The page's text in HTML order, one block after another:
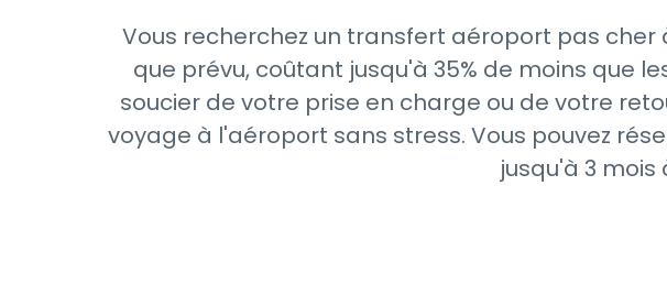
Vous recherchez un transfert aéroport pas
que prévu, coûtant jusqu'à 35% de moins que
soucier de votre prise en charge ou de votre
voyage à l'aéroport sans stress. Vous pouvez
jusqu'à 3